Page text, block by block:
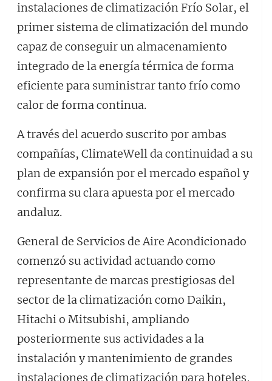
instalaciones de climatización Frío Solar, el
primer sistema de climatización del mundo
capaz de conseguir un almacenamiento
integrado de la energía térmica de forma
eficiente para suministrar tanto frío como
calor de forma continua.
A través del acuerdo suscrito por ambas
compañías, ClimateWell da continuidad a su
plan de expansión por el mercado español y
confirma su clara apuesta por el mercado
andaluz.
General de Servicios de Aire Acondicionado
comenzó su actividad actuando como
representante de marcas prestigiosas del
sector de la climatización como Daikin,
Hitachi o Mitsubishi, ampliando
posteriormente sus actividades a la
instalación y mantenimiento de grandes
instalaciones de climatización para hoteles,